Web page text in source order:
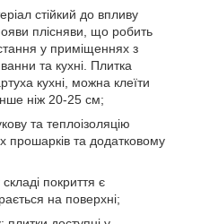
стійкий до впливу
плісняви, що робить
у приміщеннях з
та кухні. Плитка
кухні, можна клеїти
ніж 20-25 см;
та теплоізоляцію
прошарків та додатковому
покриття є
на поверхні;